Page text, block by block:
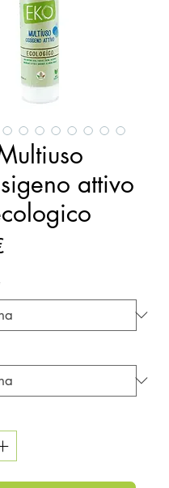
attivo
Prezzo